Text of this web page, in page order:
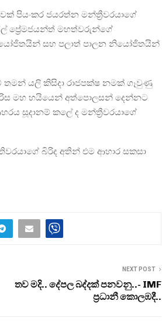
පියංකර ජයරත්න මන්ත්‍රීවරයාගේ
ප්‍රේමජයන්ත් මහත්වරුන්ගේ
සහ පලාත් පාලන නියෝජිතයින්
තමන් යලි කිසිදා රාජපක්ෂ නමක් ගෑවුණු
මහ හයියෙන් අත්පොලසන් දෙන්නට
සූදානම් කලේ ද මන්ත්‍රීවරයාගේ
බිරිද අතින් එම ආහාර සකසා
NEXT POST
තව මදි.. දේපල බද්දක් පනවනු..- IMF
ප‍්‍රධානී කොලඹදී..